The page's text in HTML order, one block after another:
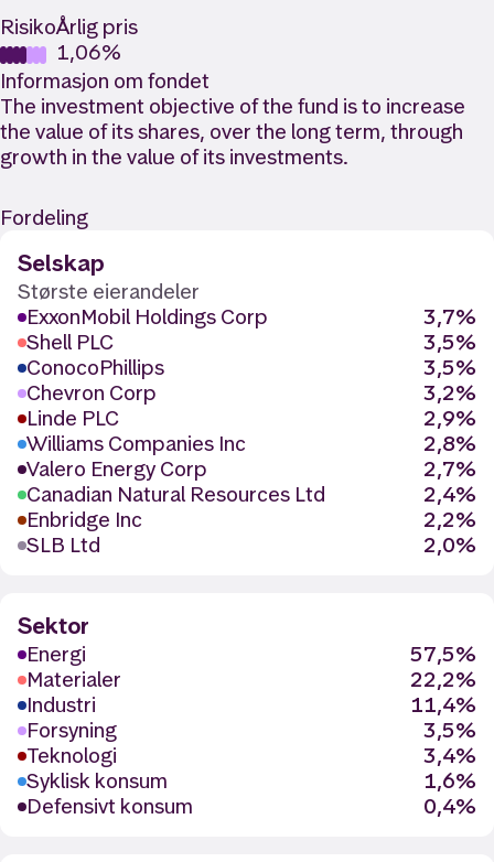
RisikoÅrlig pris
1,06%
Informasjon om fondet
The investment objective of the fund is to increase
the value of its shares, over the long term, through
growth in the value of its investments.
Fordeling
Selskap
Største eierandeler
ExxonMobil Holdings Corp
3,7%
Shell PLC
3,5%
ConocoPhillips
3,5%
Chevron Corp
3,2%
Linde PLC
2,9%
Williams Companies Inc
2,8%
Valero Energy Corp
2,7%
Canadian Natural Resources Ltd
2,4%
Enbridge Inc
2,2%
SLB Ltd
2,0%
Sektor
Energi
57,5%
Materialer
22,2%
Industri
11,4%
Forsyning
3,5%
Teknologi
3,4%
Syklisk konsum
1,6%
Defensivt konsum
0,4%